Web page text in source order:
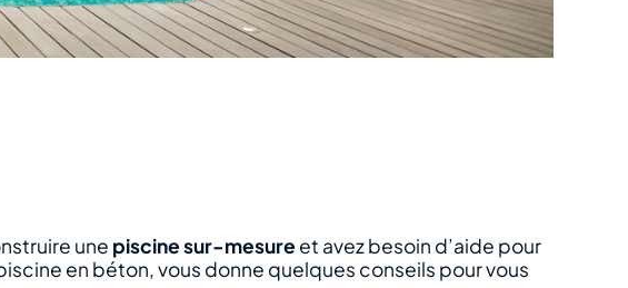
une piscine sur-mesure et avez besoin d’aide pour
en béton, vous donne quelques conseils pour vous